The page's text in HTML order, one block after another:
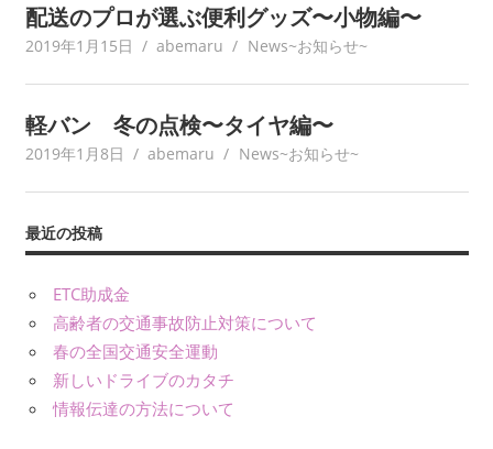
配送のプロが選ぶ便利グッズ〜小物編〜
2019年1月15日 abemaru News~お知らせ~
軽バン 冬の点検〜タイヤ編〜
2019年1月8日 abemaru News~お知らせ~
最近の投稿
ETC助成金
高齢者の交通事故防止対策について
春の全国交通安全運動
新しいドライブのカタチ
情報伝達の方法について